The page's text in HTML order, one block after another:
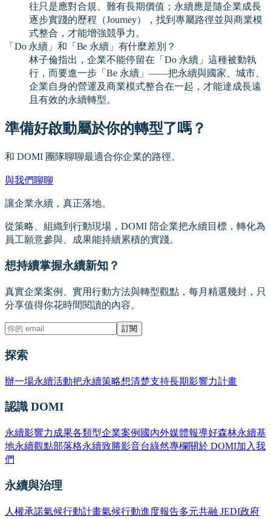
往只是應對合規、難有長期價值；永續應是隨企業成長
逐步實踐的歷程（Journey），找到專屬路徑並與商業模
式整合，才能增強競爭力。
「Do 永續」和「Be 永續」有什麼差別？
林子倫指出，企業不能停留在「Do 永續」這種被動執
行，而要進一步「Be 永續」——把永續與國家、城市、
企業自身的營運及商業模式整合在一起，才能達成長遠
且有效的永續轉型。
準備好啟動屬於你的轉型了嗎？
和 DOMI 團隊聊聊最適合你企業的路徑。
與我們聊聊
讓企業永續，真正落地。
從策略、組織到行動現場，DOMI 陪企業把永續目標，轉化為
員工願意參與、成果能持續累積的實踐。
想持續掌握永續新知？
真實企業案例、實用行動方法與轉型觀點，每月精選幾封，只
分享值得你花時間閱讀的內容。
訂閱
探索
辦一場永續活動把永續策略想清楚支持長期影響力計畫
認識 DOMI
永續影響力成果各類型企業案例 國內外媒體報導好森林永續基
地永續觀點部落格永續致勝影音台綠然專欄關於 DOMI加入我
們
永續與治理
人權承諾氣候行動計畫氣候行動進度報告多元共融 JEDI政府